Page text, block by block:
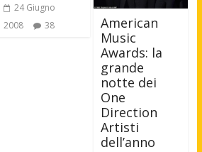
24 Giugno
2008
38
American
Music
Awards: la
grande
notte dei
One
Direction
Artisti
dell’anno